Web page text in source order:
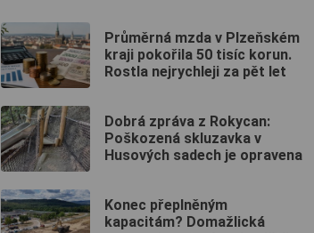
Průměrná mzda v Plzeňském
kraji pokořila 50 tisíc korun.
Rostla nejrychleji za pět let
Dobrá zpráva z Rokycan:
Poškozená skluzavka v
Husových sadech je opravena
Konec přeplněným
kapacitám? Domažlická